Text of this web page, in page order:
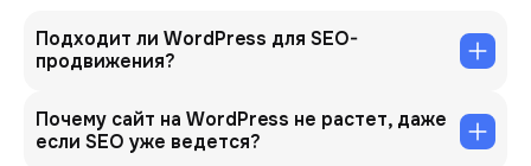
Подходит ли WordPress для SEO-
продвижения?
Почему сайт на WordPress не растет, даже
если SEO уже ведется?